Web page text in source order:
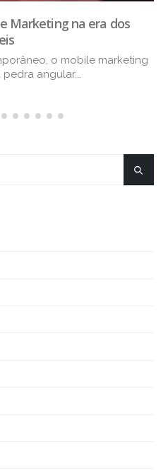
Digital para
empresas estão
do marketing...